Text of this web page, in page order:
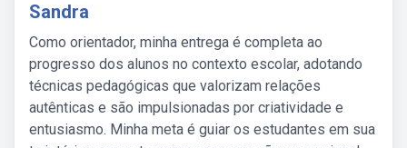
Sandra
Como orientador, minha entrega é completa ao
progresso dos alunos no contexto escolar, adotando
técnicas pedagógicas que valorizam relações
autênticas e são impulsionadas por criatividade e
entusiasmo. Minha meta é guiar os estudantes em sua